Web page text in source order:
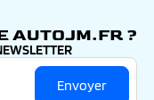
AUTOJM.FR ?
Envoyer